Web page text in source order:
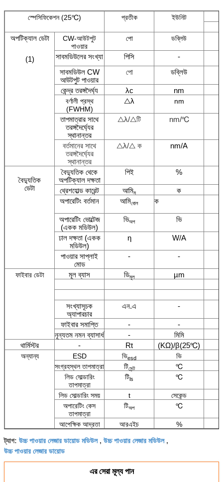
স্পেসিফিকেশন (25℃) প্রতীক
ইউনিট
অপটিক্যাল ডেটা
(1)
CW-আউটপুট
পাওয়ার
পো ডব্লিউ
সাবমডিউলের সংখ্যা পিসি
-
সাবমডিউল CW
আউটপুট পাওয়ার
পো ডব্লিউ
কেন্দ্র তরঙ্গদৈর্ঘ্য λc nm
বর্ণালী প্রস্থ
(FWHM)
△λ nm
তাপমাত্রার সাথে
তরঙ্গদৈর্ঘ্যের
স্থানান্তর
△​λ/△​টি nm/℃
বর্তমানের সাথে
তরঙ্গদৈর্ঘ্যের
স্থানান্তর
△​λ/△ ক nm/A
বৈদ্যুতিক
ডেটা
বৈদ্যুতিক থেকে
অপটিক্যাল দক্ষতা
পিই %
থ্রেশহোল্ড কারেন্ট আমিম
ক
অপারেটিং বর্তমান
আমিবোল ক
অপারেটিং ভোল্টেজ
(একক মডিউল)
ভিঅপ ভি
ঢাল দক্ষতা (একক
মডিউল)
η W/A
পাওয়ার সাপ্লাই
মোড
- -
ফাইবার ডেটা মূল ব্যাস ডিমূল µm
সংখ্যাসূচক
অ্যাপারচার
এন.এ -
ফাইবার সমাপ্তি -
-
নূন্যতম নমন ব্যাসার্ধ
-
মিমি
থার্মিস্টর
- Rt (KΩ)/β(25℃)
অন্যান্য ESD ভিesd
ভি
সংগ্রহস্থল তাপমাত্রা
টিসেন্ট
℃
লিড সোল্ডারিং
তাপমাত্রা
টিls ℃
লিড সোল্ডারিং সময় t
সেকেন্ড
অপারেটিং কেস
তাপমাত্রা
টিঅপ ℃
আপেক্ষিক আদ্রতা আরএইচ %
ট্যাগ: উচ্চ পাওয়ার লেজার ডায়োড মডিউল, উচ্চ পাওয়ার লেজার মডিউল,
উচ্চ পাওয়ার লেজার ডায়োড
এর সেরা মূল্য পান